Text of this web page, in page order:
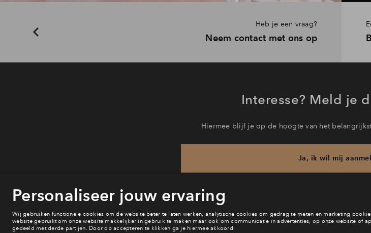
Heb je een vraag?
Neem contact met ons op
Interesse? Meld je
Hiermee blijf je op de hoogte van het
Ja, ik wil mij
Heb je een vraag en wil je direct antwoord?
6 dagen per week beschikbaar